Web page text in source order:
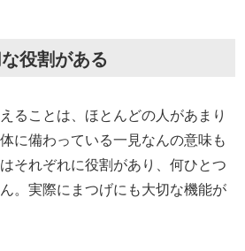
役割がある
ることは、ほとんどの人があまり
に備わっている一見なんの意味も
それぞれに役割があり、何ひとつ
。実際にまつげにも大切な機能が